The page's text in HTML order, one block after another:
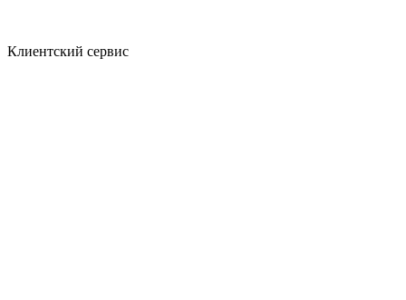
Клиентский сервис